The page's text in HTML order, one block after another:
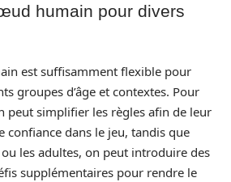
humain pour divers
est suffisamment flexible pour
groupes d’âge et contextes. Pour
peut simplifier les règles afin de leur
confiance dans le jeu, tandis que
les adultes, on peut introduire des
supplémentaires pour rendre le